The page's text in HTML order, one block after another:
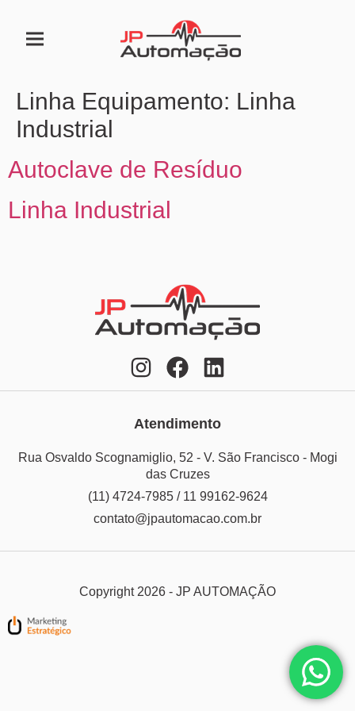
Linha Equipamento: Linha
Industrial
Autoclave de Resíduo
Linha Industrial
Atendimento
Rua Osvaldo Scognamiglio, 52 - V. São Francisco - Mogi
das Cruzes
(11) 4724-7985 / 11 99162-9624
contato@jpautomacao.com.br
Copyright 2026 - JP AUTOMAÇÃO